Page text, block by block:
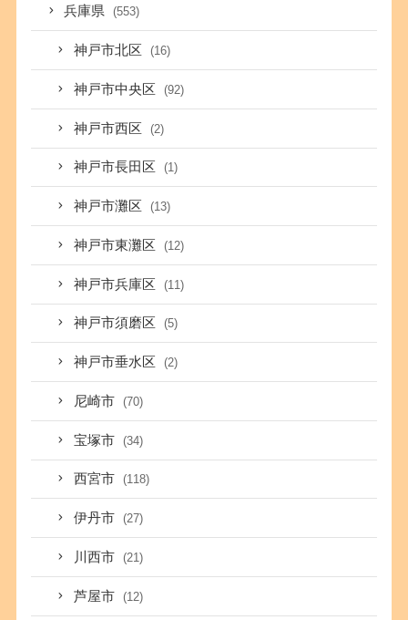
兵庫県 (553)
神戸市北区 (16)
神戸市中央区 (92)
神戸市西区 (2)
神戸市長田区 (1)
神戸市灘区 (13)
神戸市東灘区 (12)
神戸市兵庫区 (11)
神戸市須磨区 (5)
神戸市垂水区 (2)
尼崎市 (70)
宝塚市 (34)
西宮市 (118)
伊丹市 (27)
川西市 (21)
芦屋市 (12)